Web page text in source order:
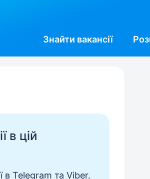
Знайти вакансії
в цій
в Telegram та Viber.